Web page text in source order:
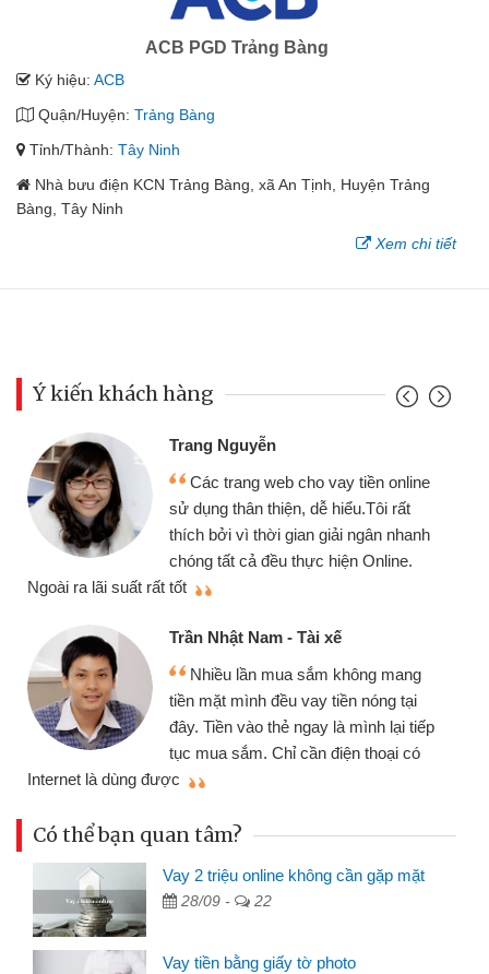
ACB PGD Trảng Bàng
Ký hiệu: ACB
Quận/Huyện: Trảng Bàng
Tỉnh/Thành: Tây Ninh
Nhà bưu điện KCN Trảng Bàng, xã An Tịnh, Huyện Trảng
Bàng, Tây Ninh
Xem chi tiết
Ý kiến khách hàng
tiền online
rất
ngân nhanh
Online.
mang
nóng tại
mình lại tiếp
thoại có
Mình cần tiền gấp nên
chiếc xe wave nhưng thật
gói vay tiền bằng CMND
cần gặp mặt nên rất tiện lợi,
thiệu cho bạn bè biết
Cấn Văn Lực - Tạp hóa
Tôi kinh doanh buôn bán
nhiều lúc cần vốn nhập
đến website qua bạn bè giới
đã giải quyết được công việc
Có thể bạn quan tâm?
Vay 2 triệu online không cần gặp mặt
28/09 - 22
Vay tiền bằng giấy tờ photo